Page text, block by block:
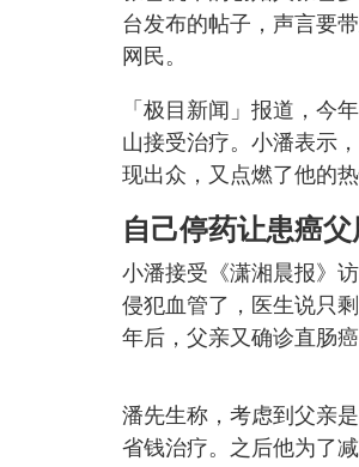
台发布的帖子，声言要
网民。
「极目新闻」报道，今
山接受治疗。小潘表示
现出众，又点燃了他的热
自己停药让患癌
小潘接受《潇湘晨报》
侵犯血管了，医生说只
年后，父亲又确诊直肠癌
潘先生称，考虑到父亲
省钱治疗。之后他为了